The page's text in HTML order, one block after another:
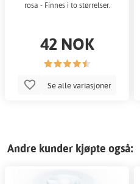
rosa - Finnes i to størrelser.
42 NOK
Se alle variasjoner
Andre kunder kjøpte også: